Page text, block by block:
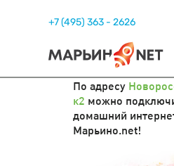
+7 (495) 363 - 2626
По адресу
к2 можно
домашний
Марьино.net!